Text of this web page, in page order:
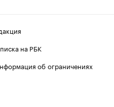
на РБК
об ограничениях